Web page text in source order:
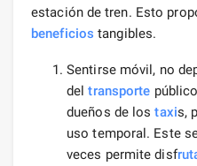
estación de tren. Esto
beneficios tangibles.
Sentirse móvil, no
deltransporte
dueños de lostaxis,
uso temporal. Este
veces permite disf